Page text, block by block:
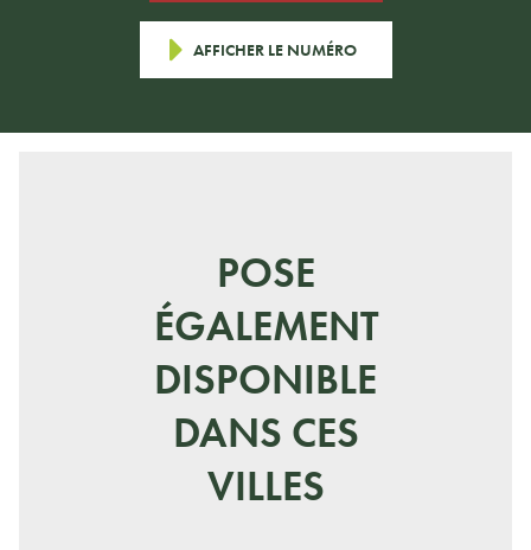
domicile. Profitez de conseils personnalisés délivrés
par les experts Concept Alu pour créer un espace
de vie confortable, parfaitement isolé. Nous vous
rendez-vous avec nos spécialistes dans notre
AFFICHER LE NUMÉRO
POSE
ÉGALEMENT
DISPONIBLE
DANS CES
VILLES